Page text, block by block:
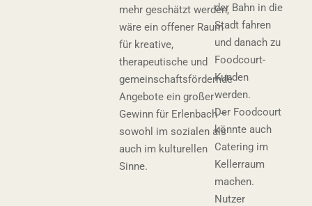
mehr geschätzt werden,
wäre ein offener Raum
für kreative,
therapeutische und
gemeinschaftsfördernde
Angebote ein großer
Gewinn für Erlenbach –
sowohl im sozialen als
auch im kulturellen
Sinne.
der Bahn in die
Stadt fahren
und danach zu
Foodcourt-
Kunden
werden.
Der Foodcourt
könnte auch
Catering im
Kellerraum
machen.
Nutzer